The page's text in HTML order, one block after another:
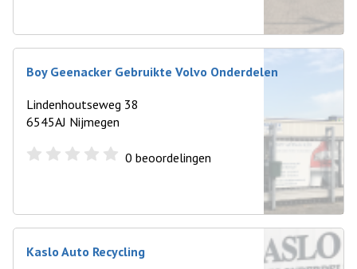
Boy Geenacker Gebruikte Volvo Onderdelen
Lindenhoutseweg 38
6545AJ Nijmegen
0 beoordelingen
Kaslo Auto Recycling